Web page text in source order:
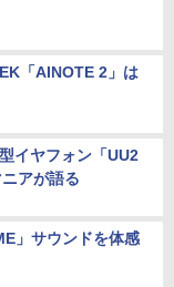
「AINOTE 2」は
イヤフォン「UU2
アが語る
」サウンドを体感